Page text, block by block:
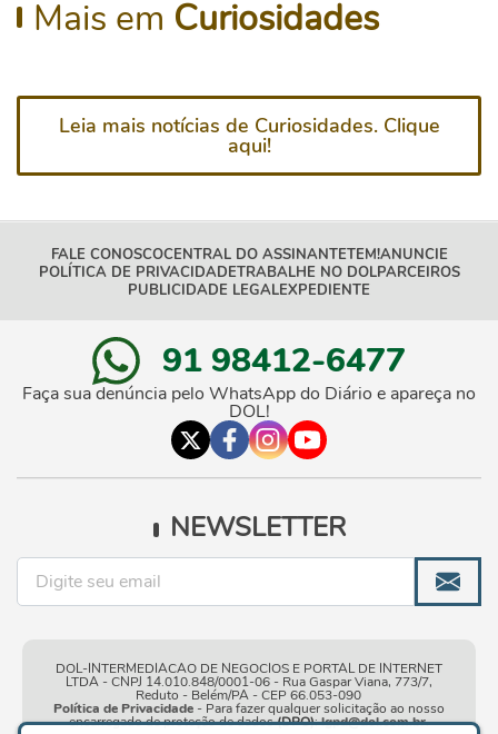
Mais em Curiosidades
Leia mais notícias de Curiosidades. Clique
aqui!
FALE CONOSCOCENTRAL DO ASSINANTETEM!ANUNCIE
POLÍTICA DE PRIVACIDADETRABALHE NO DOLPARCEIROS
PUBLICIDADE LEGALEXPEDIENTE
91 98412-6477
Faça sua denúncia pelo WhatsApp do Diário e apareça no
DOL!
NEWSLETTER
DOL-INTERMEDIACAO DE NEGOCIOS E PORTAL DE INTERNET
LTDA - CNPJ 14.010.848/0001-06 - Rua Gaspar Viana, 773/7,
Reduto - Belém/PA - CEP 66.053-090
Política de Privacidade- Para fazer qualquer solicitação ao nosso
encarregado de proteção de dados(DPO):lgpd@dol.com.br.